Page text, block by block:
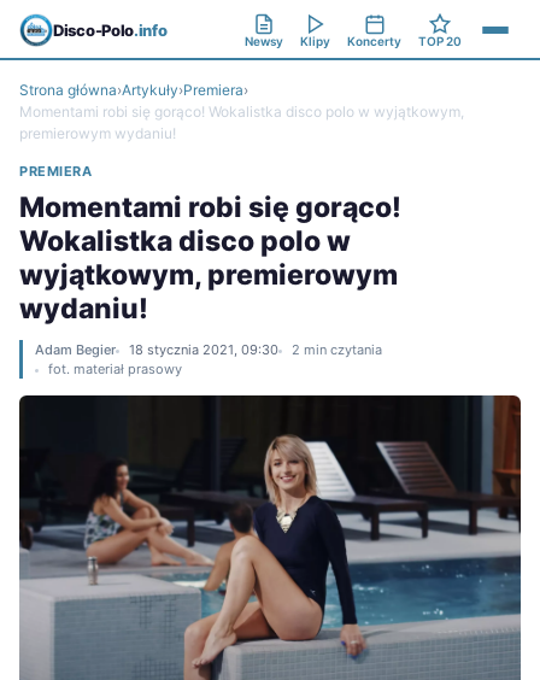
Disco-Polo.info
Newsy Klipy Koncerty TOP 20
Strona główna›Artykuły›Premiera›
Momentami robi się gorąco! Wokalistka disco polo w wyjątkowym,
premierowym wydaniu!
PREMIERA
Momentami robi się gorąco!
Wokalistka disco polo w
wyjątkowym, premierowym
wydaniu!
Adam Begier 18 stycznia 2021, 09:30
2 min czytania
fot. materiał prasowy